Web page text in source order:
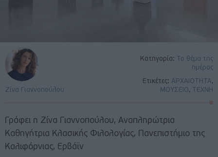
Κατηγορία: Το θέμα της
ημέρας
Ετικέτες: ΑΡΧΑΙΟΤΗΤΑ,
ΜΟΥΣΕΙΟ, ΤΕΧΝΗ
Ζίνα Γιαννοπούλου
Γράφει η Ζίνα Γιαννοπούλου, Αναπληρώτρια
Καθηγήτρια Κλασικής Φιλολογίας, Πανεπιστήμιο της
Καλιφόρνιας, Ερβάϊν